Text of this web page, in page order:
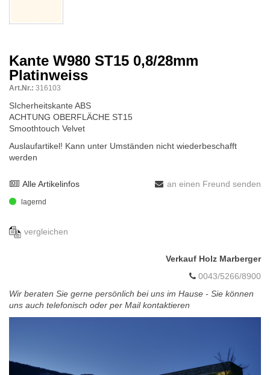
Kante W980 ST15 0,8/28mm
Platinweiss
Art.Nr.: 316103
SIcherheitskante ABS
ACHTUNG OBERFLÄCHE ST15
Smoothtouch Velvet
Auslaufartikel! Kann unter Umständen nicht wiederbeschafft
werden
Alle Artikelinfos an einen Freund senden
lagernd
vergleichen
Verkauf Holz Marberger
0043/5266/8900
Wir beraten Sie gerne persönlich bei uns im Hause - Sie können
uns auch telefonisch oder per Mail kontaktieren